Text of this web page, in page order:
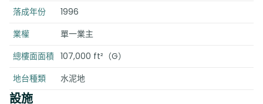
落成年份
1996
業權
單一業主
總樓面面積 107,000 ft²（G）
地台種類
水泥地
設施